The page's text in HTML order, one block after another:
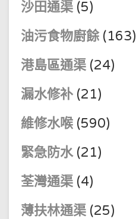
沙田通渠 (5)
油污食物廚餘(163)
港島區通渠 (24)
漏水修补 (21)
維修水喉 (590)
緊急防水(21)
荃灣通渠 (4)
薄扶林通渠 (25)